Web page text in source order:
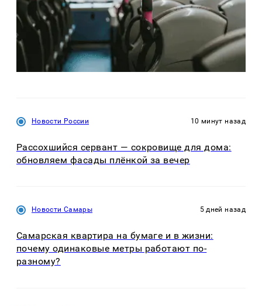
Новости России 10 минут назад
Рассохшийся сервант — сокровище для дома:
обновляем фасады плёнкой за вечер
Новости Самары 5 дней назад
Самарская квартира на бумаге и в жизни:
почему одинаковые метры работают по-
разному?